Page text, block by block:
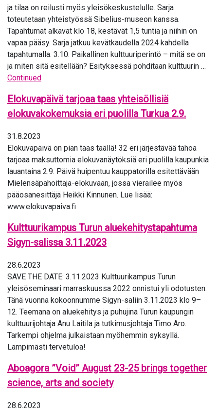
ja tilaa on reilusti myös yleisökeskustelulle. Sarja
toteutetaan yhteistyössä Sibelius-museon kanssa.
Tapahtumat alkavat klo 18, kestävät 1,5 tuntia ja niihin on
vapaa pääsy. Sarja jatkuu kevätkaudella 2024 kahdella
tapahtumalla. 3.10. Paikallinen kulttuuriperintö – mitä se on
ja miten sitä esitellään? Esityksessä pohditaan kulttuurin …
Continued
Elokuvapäivä tarjoaa taas yhteisöllisiä
elokuvakokemuksia eri puolilla Turkua 2.9.
31.8.2023
Elokuvapäivä on pian taas täällä! 32 eri järjestävää tahoa
tarjoaa maksuttomia elokuvanäytöksiä eri puolilla kaupunkia
lauantaina 2.9. Päivä huipentuu kauppatorilla esitettävään
Mielensäpahoittaja-elokuvaan, jossa vierailee myös
pääosanesittäjä Heikki Kinnunen. Lue lisää:
www.elokuvapaiva.fi
Kulttuurikampus Turun aluekehitystapahtuma
Sigyn-salissa 3.11.2023
28.6.2023
SAVE THE DATE: 3.11.2023 Kulttuurikampus Turun
yleisöseminaari marraskuussa 2022 onnistui yli odotusten.
Tänä vuonna kokoonnumme Sigyn-saliin 3.11.2023 klo 9–
12. Teemana on aluekehitys ja puhujina Turun kaupungin
kulttuurijohtaja Anu Laitila ja tutkimusjohtaja Timo Aro.
Tarkempi ohjelma julkaistaan myöhemmin syksyllä.
Lämpimästi tervetuloa!
Aboagora ”Void” August 23-25 brings together
science, arts and society
28.6.2023